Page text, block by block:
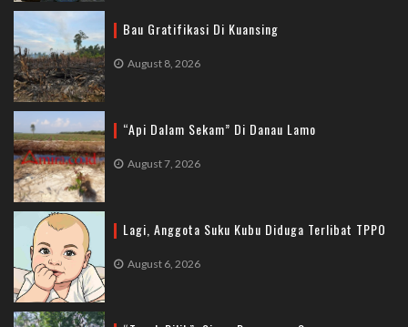
Bau Gratifikasi Di Kuansing
August 8, 2026
“Api Dalam Sekam” Di Danau Lamo
August 7, 2026
Lagi, Anggota Suku Kubu Diduga Terlibat TPPO
August 6, 2026